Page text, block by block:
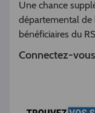
Une chance
départemental de
bénéficiaires du
Connectez-